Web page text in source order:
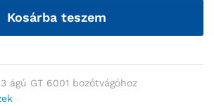
Kosárba teszem
ágú GT 6001 bozótvágóhoz